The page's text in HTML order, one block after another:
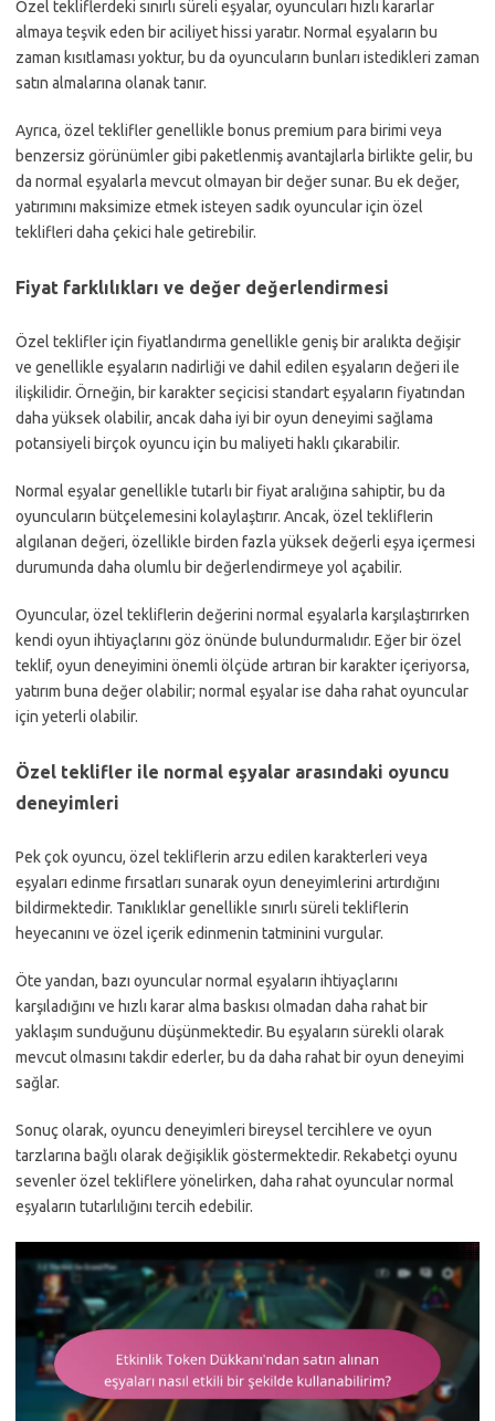
Özel tekliflerdeki sınırlı süreli eşyalar, oyuncuları hızlı kararlar
almaya teşvik eden bir aciliyet hissi yaratır. Normal eşyaların bu
zaman kısıtlaması yoktur, bu da oyuncuların bunları istedikleri zaman
satın almalarına olanak tanır.
Ayrıca, özel teklifler genellikle bonus premium para birimi veya
benzersiz görünümler gibi paketlenmiş avantajlarla birlikte gelir, bu
da normal eşyalarla mevcut olmayan bir değer sunar. Bu ek değer,
yatırımını maksimize etmek isteyen sadık oyuncular için özel
teklifleri daha çekici hale getirebilir.
Fiyat farklılıkları ve değer değerlendirmesi
Özel teklifler için fiyatlandırma genellikle geniş bir aralıkta değişir
ve genellikle eşyaların nadirliği ve dahil edilen eşyaların değeri ile
ilişkilidir. Örneğin, bir karakter seçicisi standart eşyaların fiyatından
daha yüksek olabilir, ancak daha iyi bir oyun deneyimi sağlama
potansiyeli birçok oyuncu için bu maliyeti haklı çıkarabilir.
Normal eşyalar genellikle tutarlı bir fiyat aralığına sahiptir, bu da
oyuncuların bütçelemesini kolaylaştırır. Ancak, özel tekliflerin
algılanan değeri, özellikle birden fazla yüksek değerli eşya içermesi
durumunda daha olumlu bir değerlendirmeye yol açabilir.
Oyuncular, özel tekliflerin değerini normal eşyalarla karşılaştırırken
kendi oyun ihtiyaçlarını göz önünde bulundurmalıdır. Eğer bir özel
teklif, oyun deneyimini önemli ölçüde artıran bir karakter içeriyorsa,
yatırım buna değer olabilir; normal eşyalar ise daha rahat oyuncular
için yeterli olabilir.
Özel teklifler ile normal eşyalar arasındaki oyuncu
deneyimleri
Pek çok oyuncu, özel tekliflerin arzu edilen karakterleri veya
eşyaları edinme fırsatları sunarak oyun deneyimlerini artırdığını
bildirmektedir. Tanıklıklar genellikle sınırlı süreli tekliflerin
heyecanını ve özel içerik edinmenin tatminini vurgular.
Öte yandan, bazı oyuncular normal eşyaların ihtiyaçlarını
karşıladığını ve hızlı karar alma baskısı olmadan daha rahat bir
yaklaşım sunduğunu düşünmektedir. Bu eşyaların sürekli olarak
mevcut olmasını takdir ederler, bu da daha rahat bir oyun deneyimi
sağlar.
Sonuç olarak, oyuncu deneyimleri bireysel tercihlere ve oyun
tarzlarına bağlı olarak değişiklik göstermektedir. Rekabetçi oyunu
sevenler özel tekliflere yönelirken, daha rahat oyuncular normal
eşyaların tutarlılığını tercih edebilir.